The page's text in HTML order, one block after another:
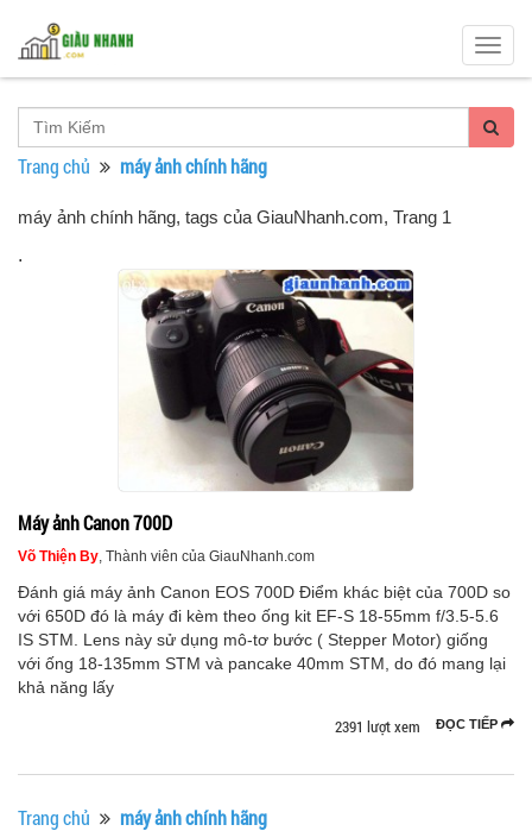
Trang chủ máy ảnh chính hãng
máy ảnh chính hãng, tags của GiauNhanh.com, Trang 1
.
Máy ảnh Canon 700D
Võ Thiện By, Thành viên của GiauNhanh.com
Đánh giá máy ảnh Canon EOS 700D Điểm khác biệt của 700D so
với 650D đó là máy đi kèm theo ống kit EF-S 18-55mm f/3.5-5.6
IS STM. Lens này sử dụng mô-tơ bước ( Stepper Motor) giống
với ống 18-135mm STM và pancake 40mm STM, do đó mang lại
khả năng lấy
ĐỌC TIẾP
2391 lượt xem
Trang chủ máy ảnh chính hãng